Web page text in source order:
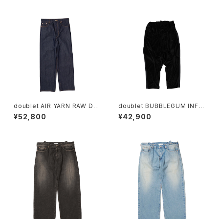
doublet AIR YARN RAW DE
NIM PANTS
¥52,800
doublet BUBBLEGUM INFL
ATED TRACK PANTS
¥42,900